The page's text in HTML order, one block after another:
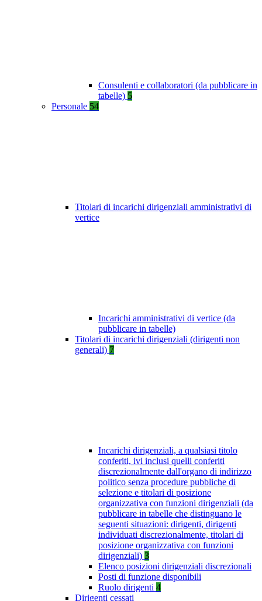
Consulenti e collaboratori (da pubblicare in
tabelle) 5
Personale 54
Titolari di incarichi dirigenziali amministrativi di
vertice
Incarichi amministrativi di vertice (da
pubblicare in tabelle)
Titolari di incarichi dirigenziali (dirigenti non
generali) 7
Incarichi dirigenziali, a qualsiasi titolo
conferiti, ivi inclusi quelli conferiti
discrezionalmente dall'organo di indirizzo
politico senza procedure pubbliche di
selezione e titolari di posizione
organizzativa con funzioni dirigenziali (da
pubblicare in tabelle che distinguano le
seguenti situazioni: dirigenti, dirigenti
individuati discrezionalmente, titolari di
posizione organizzativa con funzioni
dirigenziali) 3
Elenco posizioni dirigenziali discrezionali
Posti di funzione disponibili
Ruolo dirigenti 4
Dirigenti cessati